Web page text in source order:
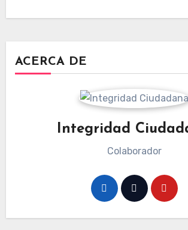
ACERCA DE
Integridad
Colaborador